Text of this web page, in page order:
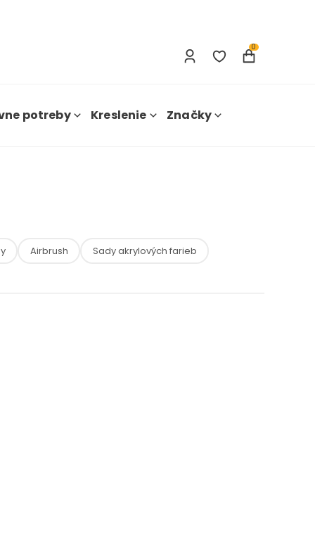
0
potreby Kreslenie Značky
Airbrush
Sady akrylových farieb